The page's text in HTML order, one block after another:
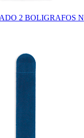
2 BOLIGRAFOS N